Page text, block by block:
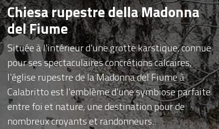
Chiesa rupestre della Madonna
del Fiume
Située à l'intérieur d'une grotte karstique, connue
pour ses spectaculaires concrétions calcaires,
l'église rupestre de la Madonna del Fiume à
Calabritto est l'emblème d'une symbiose parfaite
entre foi et nature, une destination pour de
nombreux croyants et randonneurs.